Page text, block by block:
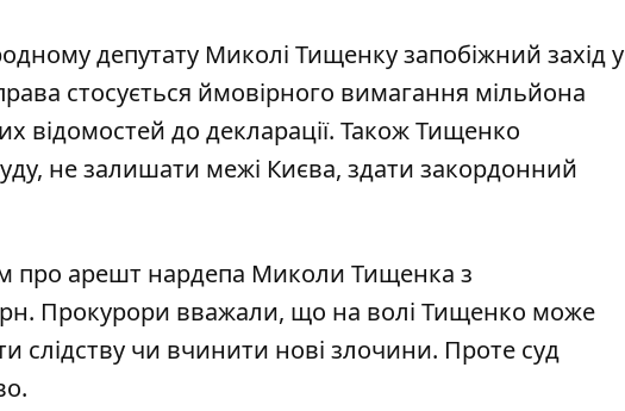
депутату Миколі Тищенку запобіжний захід у
стосується ймовірного вимагання мільйона
відомостей до декларації. Також Тищенко
не залишати межі Києва, здати закордонний
про арешт нардепа Миколи Тищенка з
Прокурори вважали, що на волі Тищенко може
слідству чи вчинити нові злочини. Проте суд